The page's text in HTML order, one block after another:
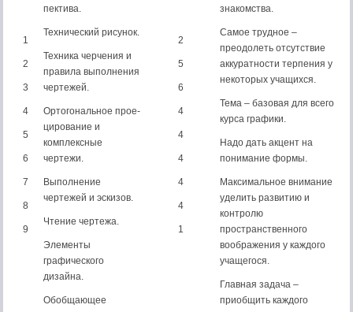
1
2
3
4
5
6
7
8
9
пектива.
Технический рисунок.
Техника черчения и
правила выполнения
чертежей.
Ортогональное прое­
цирование и
комплекс­ные
чертежи.
Выполнение
чертежей и эскизов.
Чтение чертежа.
Элементы
графическо­го
дизайна.
Обобщающее
2
5
6
4
4
4
4
4
1
знакомства.
Самое трудное –
преодолеть отсутствие
аккуратности терпения у
некоторых учащихся.
Тема – базовая для всего
курса графики.
Надо дать акцент на
понимание формы.
Максимальное внимание
уделить развитию и
контролю
пространственного
воображения у каждого
учащегося.
Главная задача –
приобщить каждого